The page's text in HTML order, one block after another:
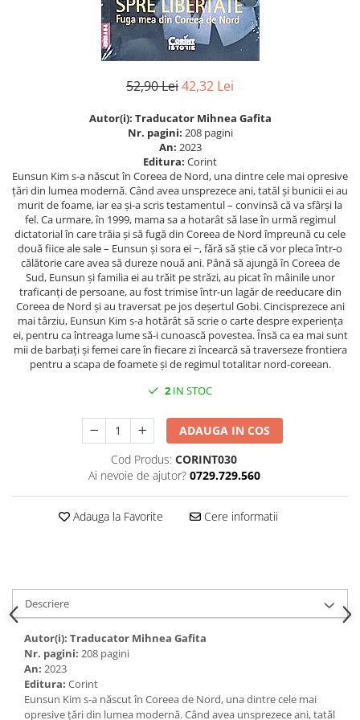
Manuale scolare/Cursuri
Proză
Psihologie
Sociologie
Spiritualitate/Ezoterism
Sport
Stiinte/Educatie
52,90 Lei42,32 Lei
Autor(i): Traducator Mihnea Gafita
Nr. pagini: 208 pagini
An: 2023
Editura: Corint
Eunsun Kim s-a născut în Coreea de Nord, una dintre cele mai opresive
țări din lumea modernă. Când avea unsprezece ani, tatăl și bunicii ei au
murit de foame, iar ea și-a scris testamentul – convinsă că va sfârși la
fel. Ca urmare, în 1999, mama sa a hotarât să lase în urmă regimul
dictatorial în care trăia și să fugă din Coreea de Nord împreună cu cele
două fiice ale sale – Eunsun și sora ei −, fără să știe că vor pleca într-o
călătorie care avea să dureze nouă ani. Până să ajungă în Coreea de
Sud, Eunsun și familia ei au trăit pe străzi, au picat în mâinile unor
traficanți de persoane, au fost trimise într-un lagăr de reeducare din
Coreea de Nord și au traversat pe jos deșertul Gobi. Cincisprezece ani
mai târziu, Eunsun Kim s-a hotărât să scrie o carte despre experiența
ei, pentru ca întreaga lume să-i cunoască povestea. Însă ca ea mai sunt
mii de barbați și femei care în fiecare zi încearcă să traverseze frontiera
pentru a scapa de foamete și de regimul totalitar nord-coreean.
2 IN STOC
ADAUGA IN COS
Cod Produs: CORINT030
Ai nevoie de ajutor? 0729.729.560
Adauga la Favorite Cere informatii
Descriere
Autor(i): Traducator Mihnea Gafita
Nr. pagini: 208 pagini
An: 2023
Editura: Corint
Eunsun Kim s-a născut în Coreea de Nord, una dintre cele mai
opresive țări din lumea modernă. Când avea unsprezece ani, tatăl